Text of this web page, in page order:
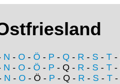
N - O - Ö - P - Q - R - S - T -
N - O - Ö - P - Q - R - S - T -
N - O - Ö - P - Q - R - S- T-